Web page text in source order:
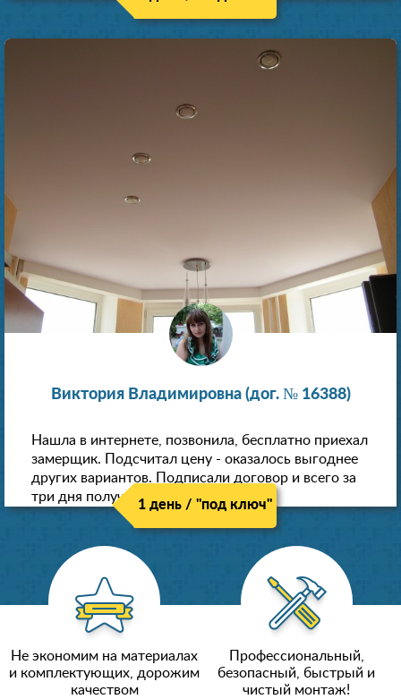
Виктория Владимировна (дог. № 16388)
Нашла в интернете, позвонила, бесплатно приехал
замерщик. Подсчитал цену - оказалось выгоднее
других вариантов. Подписали договор и всего за
три дня получили новые потолки!
1 день / "под ключ"
Не экономим на материалах
и комплектующих, дорожим
качеством
Профессиональный,
безопасный, быстрый и
чистый монтаж!